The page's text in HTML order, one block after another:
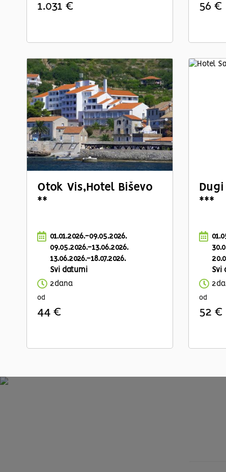
1.031 € 56 €
Otok Vis,Hotel Biševo
**
01.01.2026.-09.05.2026.
09.05.2026.-13.06.2026.
13.06.2026.-18.07.2026.
Svi datumi
2dana
od
44 €
***
Svi
od
52 €